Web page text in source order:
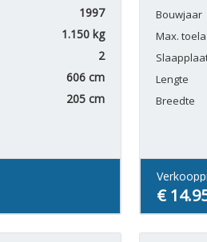
1997
1.150 kg
2
606 cm
205 cm
Bouwjaar
Max.
Lengte
Breedte
€